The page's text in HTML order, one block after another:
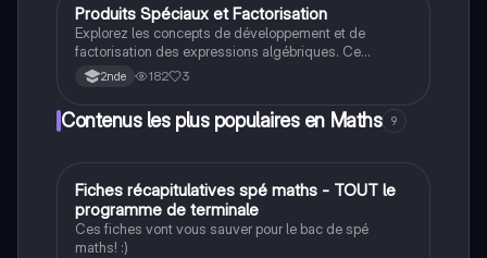
Maths
Produits Spéciaux et Factorisation
Explorez les concepts de développement et de
factorisation des expressions algébriques. Ce
document présente des définitions claires, des
propriétés essentielles, et des exemples pratiques
pour maîtriser les produits remarquables et la
réduction au même dénominateur. Type: résumé.
2nde 182 3
Contenus les plus populaires en Maths 9
Maths
Fiches récapitulatives spé maths - TOUT le
programme de terminale
Ces fiches vont vous sauver pour le bac de spé
maths! :)